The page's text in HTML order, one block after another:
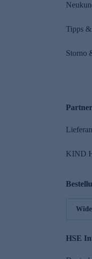
Tipps
Storno
Partner
KIND
HSE